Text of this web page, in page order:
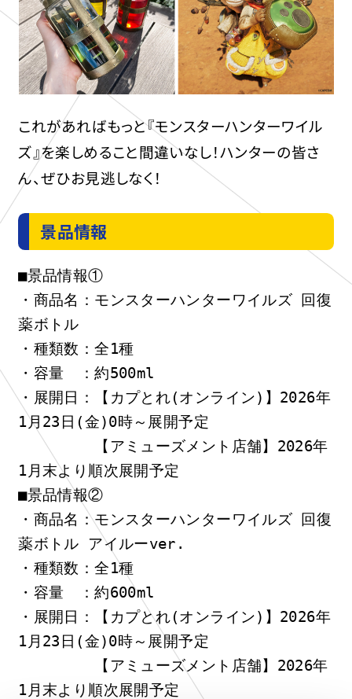
これがあればもっと『モンスターハンターワイル
ズ』を楽しめること間違いなし！ハンターの皆さ
ん、ぜひお見逃しなく！
景品情報
■景品情報①
・商品名：モンスターハンターワイルズ 回復
薬ボトル
・種類数：全1種
・容量　：約500ml
・展開日：【カプとれ(オンライン)】2026年
1月23日(金)0時～展開予定
【アミューズメント店舗】2026年
1月末より順次展開予定
■景品情報②
・商品名：モンスターハンターワイルズ 回復
薬ボトル アイルーver.
・種類数：全1種
・容量　：約600ml
・展開日：【カプとれ(オンライン)】2026年
1月23日(金)0時～展開予定
【アミューズメント店舗】2026年
1月末より順次展開予定